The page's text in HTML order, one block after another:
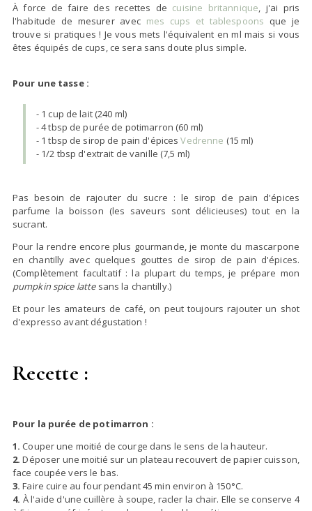
À force de faire des recettes de cuisine britannique, j'ai pris
l'habitude de mesurer avec mes cups et tablespoons que je
trouve si pratiques ! Je vous mets l'équivalent en ml mais si vous
êtes équipés de cups, ce sera sans doute plus simple.
Pour une tasse :
- 1 cup de lait (240 ml)
- 4 tbsp de purée de potimarron (60 ml)
- 1 tbsp de sirop de pain d'épicesVedrenne (15 ml)
- 1/2 tbsp d'extrait de vanille (7,5 ml)
Pas besoin de rajouter du sucre : le sirop de pain d'épices
parfume la boisson (les saveurs sont délicieuses) tout en la
sucrant.
Pour la rendre encore plus gourmande, je monte du mascarpone
en chantilly avec quelques gouttes de sirop de pain d'épices.
(Complètement facultatif : la plupart du temps, je prépare mon
pumpkin spice lattesans la chantilly.)
Et pour les amateurs de café, on peut toujours rajouter un shot
d'expresso avant dégustation !
Recette :
Pour la purée de potimarron :
1. Couper une moitié de courge dans le sens de la hauteur.
2.Déposer une moitié sur un plateau recouvert de papier cuisson,
face coupée vers le bas.
3.Faire cuire au four pendant 45 min environ à 150°C.
4. À l'aide d'une cuillère à soupe, racler la chair. Elle se conserve 4